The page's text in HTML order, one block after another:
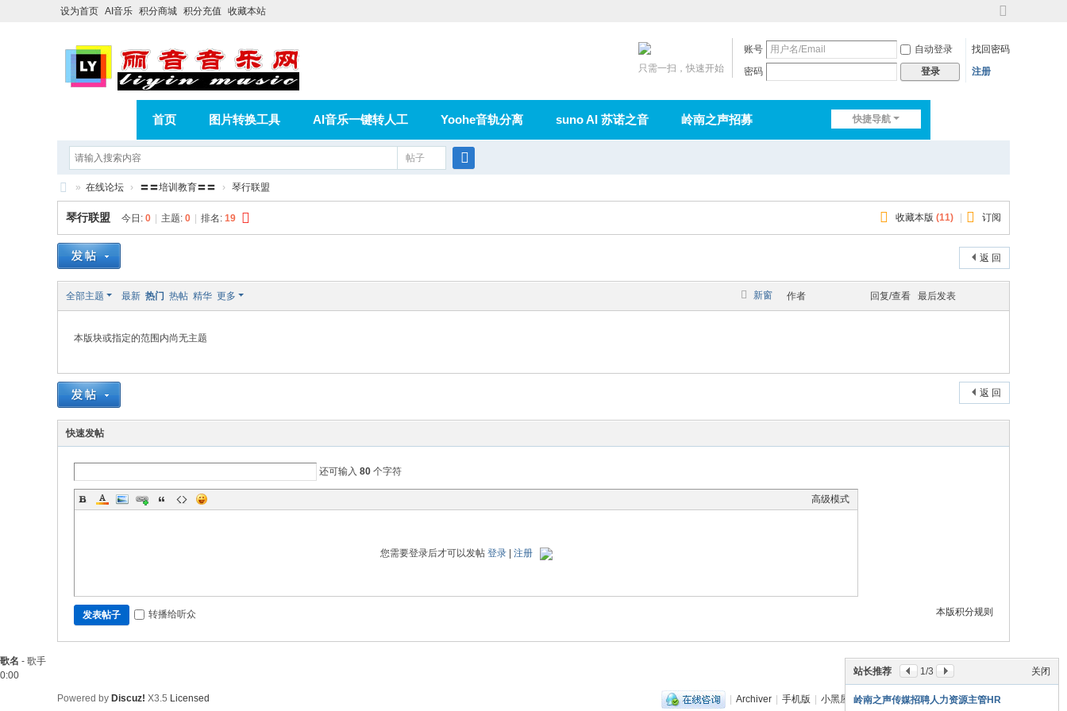
设为首页 AI音乐 积分商城 积分充值 收藏本站
到
账号 自动登录
找回密码
密码
登录 注册
只需一扫，快速开始
快捷导航
首页 图片转换工具 AI音乐一键转人工 Yoohe音轨分离 suno AI 苏诺之音 岭南之声招募
在线论坛
相册 分享 记录
帖子
索
丽
音
音
乐
网
» 在线论坛 › 〓〓培训教育〓〓 › 琴行联盟
收藏本版 (11) 订阅
琴行联盟 今日: 0 主题: 0 排名: 19
返 回
新窗
全部主题 最新 热门 热帖 精华 更多 作者 回复/查看 最后发表
本版块或指定的范围内尚无主题
返 回
快速发帖
还可输入 80 个字符
高级模式
您需要登录后才可以发帖 登录| 注册
本版积分规则
发表帖子 转播给听众
关闭
站长推荐 1/3
岭南之声传媒招聘人力资源主管HR
歌名 - 歌手
0:00
| Archiver | 手机版 | 小黑屋 | 丽音音乐网(粤ICP备18151349号
Powered by Discuz! X3.5 Licensed